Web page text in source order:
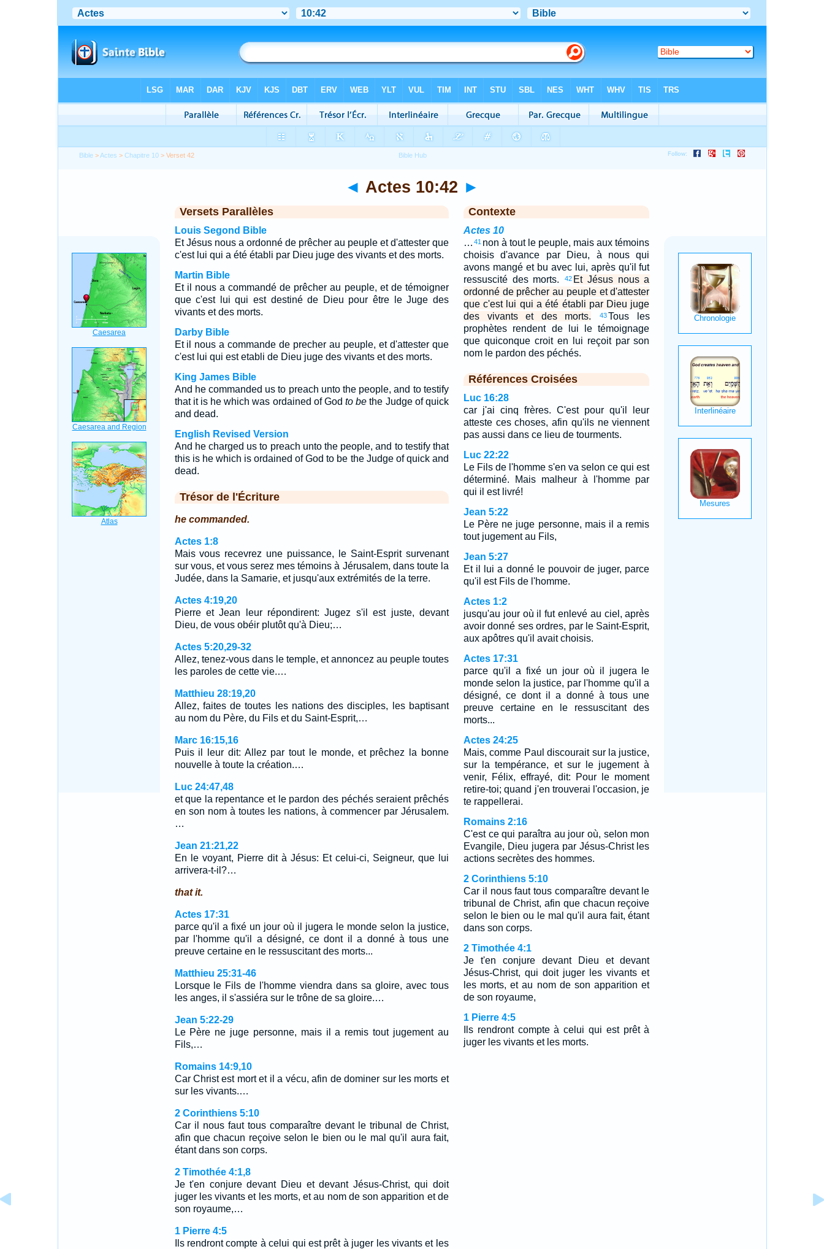
Bible >Actes >Chapitre 10 > Verset 42
◄ Actes 10:42 ►
Versets Parallèles
Louis Segond Bible
Et Jésus nous a ordonné de prêcher au peuple et d'attester que
c'est lui qui a été établi par Dieu juge des vivants et des morts.
Martin Bible
Et il nous a commandé de prêcher au peuple, et de témoigner
que c'est lui qui est destiné de Dieu pour être le Juge des
vivants et des morts.
Darby Bible
Et il nous a commande de precher au peuple, et d'attester que
c'est lui qui est etabli de Dieu juge des vivants et des morts.
King James Bible
And he commanded us to preach unto the people, and to testify
that it is he which was ordained of Godto be the Judge of quick
and dead.
English Revised Version
And he charged us to preach unto the people, and to testify that
this is he which is ordained of God to be the Judge of quick and
dead.
Trésor de l'Écriture
he commanded.
Actes 1:8
Mais vous recevrez une puissance, le Saint-Esprit survenant
sur vous, et vous serez mes témoins à Jérusalem, dans toute la
Judée, dans la Samarie, et jusqu'aux extrémités de la terre.
Actes 4:19,20
Pierre et Jean leur répondirent: Jugez s'il est juste, devant
Dieu, de vous obéir plutôt qu'à Dieu;…
Actes 5:20,29-32
Allez, tenez-vous dans le temple, et annoncez au peuple toutes
les paroles de cette vie.…
Matthieu 28:19,20
Allez, faites de toutes les nations des disciples, les baptisant
au nom du Père, du Fils et du Saint-Esprit,…
Marc 16:15,16
Puis il leur dit: Allez par tout le monde, et prêchez la bonne
nouvelle à toute la création.…
Luc 24:47,48
et que la repentance et le pardon des péchés seraient prêchés
en son nom à toutes les nations, à commencer par Jérusalem.
…
Jean 21:21,22
En le voyant, Pierre dit à Jésus: Et celui-ci, Seigneur, que lui
arrivera-t-il?…
that it.
Actes 17:31
parce qu'il a fixé un jour où il jugera le monde selon la justice,
par l'homme qu'il a désigné, ce dont il a donné à tous une
preuve certaine en le ressuscitant des morts...
Matthieu 25:31-46
Lorsque le Fils de l'homme viendra dans sa gloire, avec tous
les anges, il s'assiéra sur le trône de sa gloire.…
Jean 5:22-29
Le Père ne juge personne, mais il a remis tout jugement au
Fils,…
Romains 14:9,10
Car Christ est mort et il a vécu, afin de dominer sur les morts et
sur les vivants.…
2 Corinthiens 5:10
Car il nous faut tous comparaître devant le tribunal de Christ,
afin que chacun reçoive selon le bien ou le mal qu'il aura fait,
étant dans son corps.
2 Timothée 4:1,8
Je t'en conjure devant Dieu et devant Jésus-Christ, qui doit
juger les vivants et les morts, et au nom de son apparition et de
son royaume,…
1 Pierre 4:5
Ils rendront compte à celui qui est prêt à juger les vivants et les
Contexte
Actes 10
… 41 non à tout le peuple, mais aux témoins
choisis d'avance par Dieu, à nous qui
avons mangé et bu avec lui, après qu'il fut
ressuscité des morts.
42 Et Jésus nous a
ordonné de prêcher au peuple et d'attester
que c'est lui qui a été établi par Dieu juge
des vivants et des morts.
43Tous les
prophètes rendent de lui le témoignage
que quiconque croit en lui reçoit par son
nom le pardon des péchés.
Références Croisées
Luc 16:28
car j'ai cinq frères. C'est pour qu'il leur
atteste ces choses, afin qu'ils ne viennent
pas aussi dans ce lieu de tourments.
Luc 22:22
Le Fils de l'homme s'en va selon ce qui est
déterminé. Mais malheur à l'homme par
qui il est livré!
Jean 5:22
Le Père ne juge personne, mais il a remis
tout jugement au Fils,
Jean 5:27
Et il lui a donné le pouvoir de juger, parce
qu'il est Fils de l'homme.
Actes 1:2
jusqu'au jour où il fut enlevé au ciel, après
avoir donné ses ordres, par le Saint-Esprit,
aux apôtres qu'il avait choisis.
Actes 17:31
parce qu'il a fixé un jour où il jugera le
monde selon la justice, par l'homme qu'il a
désigné, ce dont il a donné à tous une
preuve certaine en le ressuscitant des
morts...
Actes 24:25
Mais, comme Paul discourait sur la justice,
sur la tempérance, et sur le jugement à
venir, Félix, effrayé, dit: Pour le moment
retire-toi; quand j'en trouverai l'occasion, je
te rappellerai.
Romains 2:16
C'est ce qui paraîtra au jour où, selon mon
Evangile, Dieu jugera par Jésus-Christ les
actions secrètes des hommes.
2 Corinthiens 5:10
Car il nous faut tous comparaître devant le
tribunal de Christ, afin que chacun reçoive
selon le bien ou le mal qu'il aura fait, étant
dans son corps.
2 Timothée 4:1
Je t'en conjure devant Dieu et devant
Jésus-Christ, qui doit juger les vivants et
les morts, et au nom de son apparition et
de son royaume,
1 Pierre 4:5
Ils rendront compte à celui qui est prêt à
juger les vivants et les morts.